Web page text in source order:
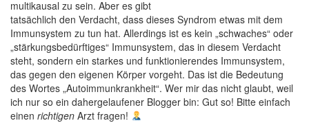
multikausal zu sein. Aber es gibt
tatsächlich den Verdacht, dass dieses Syndrom etwas mit dem
Immunsystem zu tun hat. Allerdings ist es kein „schwaches“ oder
„stärkungsbedürftiges“ Immunsystem, das in diesem Verdacht
steht, sondern ein starkes und funktionierendes Immunsystem,
das gegen den eigenen Körper vorgeht. Das ist die Bedeutung
des Wortes „Autoimmunkrankheit“. Wer mir das nicht glaubt, weil
ich nur so ein dahergelaufener Blogger bin: Gut so! Bitte einfach
einen richtigen Arzt fragen!